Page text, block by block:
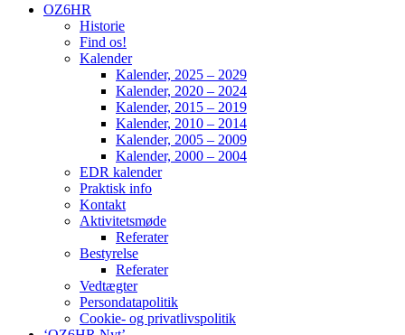
PrimærOZ6HR
Historie
Find os!
Kalender
Kalender, 2025 – 2029
Kalender, 2020 – 2024
Kalender, 2015 – 2019
Kalender, 2010 – 2014
Kalender, 2005 – 2009
Kalender, 2000 – 2004
EDR kalender
Praktisk info
Kontakt
Aktivitetsmøde
Referater
Bestyrelse
Referater
Vedtægter
Persondatapolitik
Cookie- og privatlivspolitik